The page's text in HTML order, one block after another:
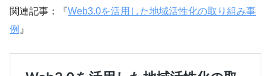
関連記事：『Web3.0を活用した地域活性化の取り組み事
例 』